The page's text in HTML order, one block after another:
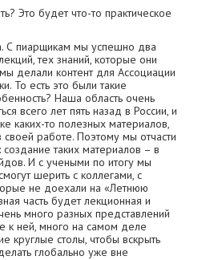
Это будет что-то практическое
С пиарщикам мы успешно два
тех знаний, которые они
делали контент для Ассоциации
То есть это были такие
Наша область очень
всего лет пять назад в России, и
каких-то полезных материалов,
работе. Поэтому мы отчасти
таких материалов – в
И с учеными по итогу мы
шерить с коллегами, с
не доехали на «Летнюю
часть будет лекционная и
много разных представлений
к ней, много на самом деле
круглые столы, чтобы вскрыть
глобально уже вне